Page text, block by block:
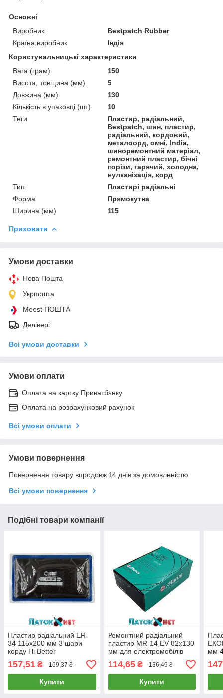
Основні
Виробник
Bestpatch Rubber
Країна виробник
Індія
Користувальницькі характеристики
Вага (грам)
150
Висота, товщина (мм)
5
Довжина (мм)
130
Кількість в упаковці (шт)
10
Теги
Пластир, радіальний,
Bestpatch, шин, пластир,
радіальний, кордовий,
металоорд, омні, India,
шиноремонтний матеріал,
ремонтний пластир, бічні
порізи, гарячий, холодна,
вулканізація, корд
Тип
Пластирі радіальні
Форма
Прямокутна
Ширина (мм)
115
Приховати
Умови доставки
Нова Пошта
Укрпошта
Meest ПОШТА
Делівері
Всі умови доставки
Умови оплати
Оплата на картку Приватбанку
Оплата на розрахунковий рахунок
Всі умови оплати
Умови повернення
Повернення товару впродовж 14 днів за домовленістю
Всі умови повернення
Подібні товари компанії
Пластир радіальний ER-
34 115х200 мм 3 шари
корду Hi Better
157,51 ₴ 169,37 ₴
Купити
Ремонтний радіальний
пластир MR-14 EV 82x130
мм для електромобілів
28514 Maruni Японія
114,65₴ 136,49 ₴
Купити
мм
147